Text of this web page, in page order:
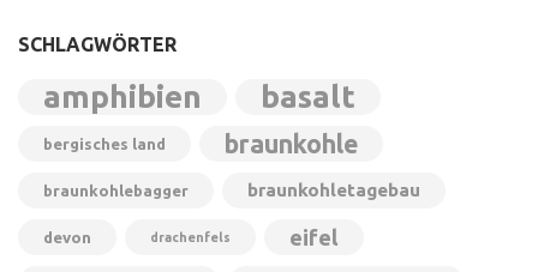
SCHLAGWÖRTER
amphibien basalt
bergisches land braunkohle
braunkohlebagger braunkohletagebau
devon drachenfels eifel